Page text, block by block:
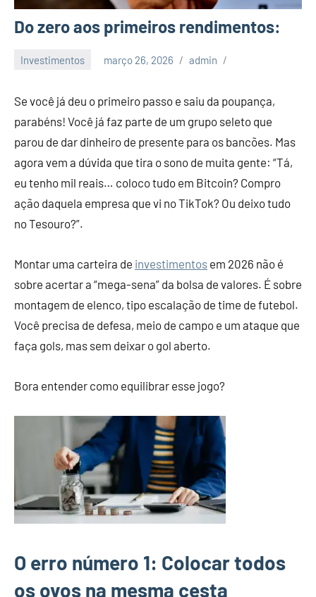
Do zero aos primeiros rendimentos:
Investimentos março 26, 2026 admin
Se você já deu o primeiro passo e saiu da poupança,
parabéns! Você já faz parte de um grupo seleto que
parou de dar dinheiro de presente para os bancões. Mas
agora vem a dúvida que tira o sono de muita gente: “Tá,
eu tenho mil reais… coloco tudo em Bitcoin? Compro
ação daquela empresa que vi no TikTok? Ou deixo tudo
no Tesouro?”.
Montar uma carteira de investimentos em 2026 não é
sobre acertar a “mega-sena” da bolsa de valores. É sobre
montagem de elenco, tipo escalação de time de futebol.
Você precisa de defesa, meio de campo e um ataque que
faça gols, mas sem deixar o gol aberto.
Bora entender como equilibrar esse jogo?
O erro número 1: Colocar todos
os ovos na mesma cesta